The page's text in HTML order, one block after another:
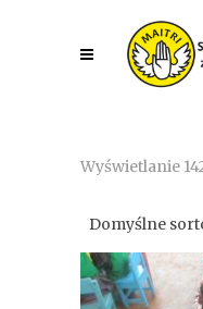
Wyświetlanie
Domyślne